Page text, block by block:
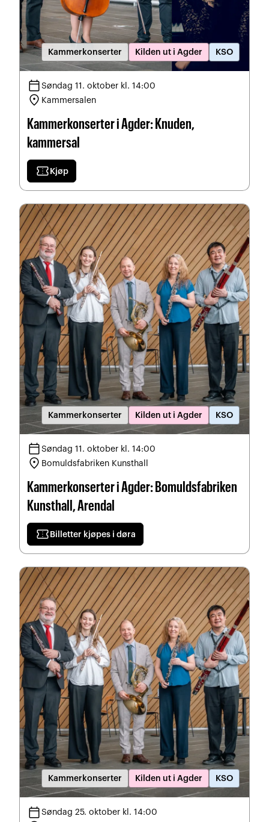
Kammerkonserter Kilden ut i Agder KSO
calendar_todaySøndag 11. oktober kl. 14:00
location_on Kammersalen
Kammerkonserter i Agder: Knuden,
kammersal
confirmation_number Kjøp
Kammerkonserter Kilden ut i Agder KSO
calendar_todaySøndag 11. oktober kl. 14:00
location_on Bomuldsfabriken Kunsthall
Kammerkonserter i Agder: Bomuldsfabriken
Kunsthall, Arendal
confirmation_number Billetter kjøpes i døra
Kammerkonserter Kilden ut i Agder KSO
calendar_todaySøndag 25. oktober kl. 14:00